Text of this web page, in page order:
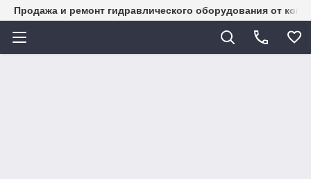
Продажа и ремонт гидравлического оборудования от